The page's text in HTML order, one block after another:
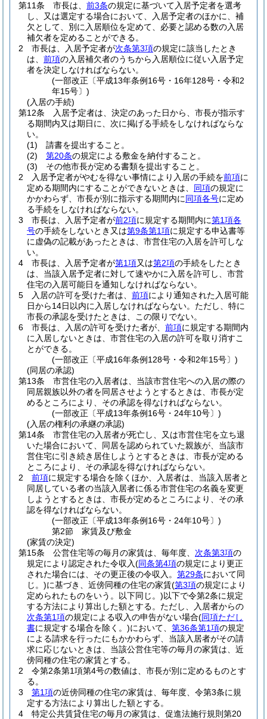
第11条
市長は、 前3条の規定に基づいて入居予定者を選考
し、又は選定する場合において、入居予定者のほかに、補
欠として、別に入居順位を定めて、必要と認める数の入居
補欠者を定めることができる。
2
市長は、入居予定者が次条第3項の規定に該当したとき
は、 前項の入居補欠者のうちから入居順位に従い入居予定
者を決定しなければならない。
(一部改正〔平成13年条例16号・16年128号・令和2
年15号〕)
(入居の手続)
第12条
入居予定者は、決定のあった日から、市長が指示す
る期間内又は期日に、次に掲げる手続をしなければならな
い。
(1)
請書を提出すること。
(2)
第20条の規定による敷金を納付すること。
(3)
その他市長が定める書類を提出すること。
2
入居予定者がやむを得ない事情により入居の手続を前項に
定める期間内にすることができないときは、 同項の規定に
かかわらず、市長が別に指示する期間内に同項各号に定め
る手続をしなければならない。
3
市長は、入居予定者が前2項に規定する期間内に第1項各
号の手続をしないとき又は第9条第1項に規定する申込書等
に虚偽の記載があったときは、市営住宅の入居を許可しな
い。
4
市長は、入居予定者が第1項又は第2項の手続をしたとき
は、当該入居予定者に対して速やかに入居を許可し、市営
住宅の入居可能日を通知しなければならない。
5
入居の許可を受けた者は、 前項により通知された入居可能
日から14日以内に入居しなければならない。 ただし、特に
市長の承認を受けたときは、この限りでない。
6
市長は、入居の許可を受けた者が、 前項に規定する期間内
に入居しないときは、市営住宅の入居の許可を取り消すこ
とができる。
(一部改正〔平成16年条例128号・令和2年15号〕)
(同居の承認)
第13条
市営住宅の入居者は、当該市営住宅への入居の際の
同居親族以外の者を同居させようとするときは、市長が定
めるところにより、その承認を得なければならない。
(一部改正〔平成13年条例16号・24年10号〕)
(入居の権利の承継の承認)
第14条
市営住宅の入居者が死亡し、又は市営住宅を立ち退
いた場合において、同居を認められていた親族が、当該市
営住宅に引き続き居住しようとするときは、市長が定める
ところにより、その承認を得なければならない。
2
前項に規定する場合を除くほか、入居者は、当該入居者と
同居している者の当該入居者に係る市営住宅の名義を変更
しようとするときは、市長が定めるところにより、その承
認を得なければならない。
(一部改正〔平成13年条例16号・24年10号〕)
第2節
家賃及び敷金
(家賃の決定)
第15条
公営住宅等の毎月の家賃は、毎年度、 次条第3項の
規定により認定された令収入(同条第4項の規定により更正
された場合には、その更正後の令収入。 第29条において同
じ。)に基づき、近傍同種の住宅の家賃(第3項の規定により
定められたものをいう。以下同じ。)以下で令第2条に規定
する方法により算出した額とする。 ただし、入居者からの
次条第1項の規定による収入の申告がない場合(同項ただし
書に規定する場合を除く。)において、 第36条第1項の規定
による請求を行ったにもかかわらず、当該入居者がその請
求に応じないときは、当該公営住宅等の毎月の家賃は、近
傍同種の住宅の家賃とする。
2
令第2条第1項第4号の数値は、市長が別に定めるものとす
る。
3
第1項の近傍同種の住宅の家賃は、毎年度、令第3条に規
定する方法により算出した額とする。
4
特定公共賃貸住宅の毎月の家賃は、促進法施行規則第20